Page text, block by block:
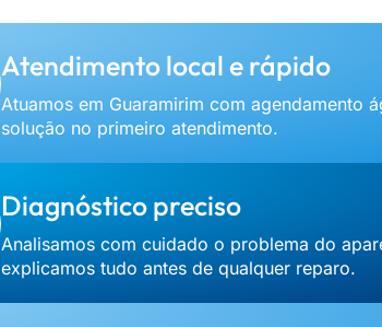
Atendimento local e rápido
Atuamos em Guaramirim com agendamento
solução no primeiro atendimento.
Diagnóstico preciso
Analisamos com cuidado o problema do
explicamos tudo antes de qualquer reparo.